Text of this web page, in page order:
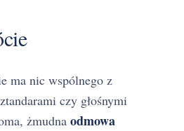
ma nic wspólnego z
czy głośnymi
żmudna odmowa